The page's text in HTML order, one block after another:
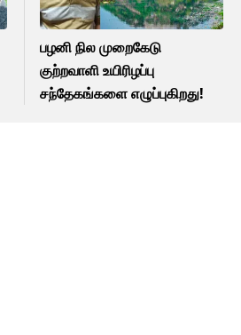
பழனி நில முறைகேடு
குற்றவாளி உயிரிழப்பு
சந்தேகங்களை எழுப்புகிறது!